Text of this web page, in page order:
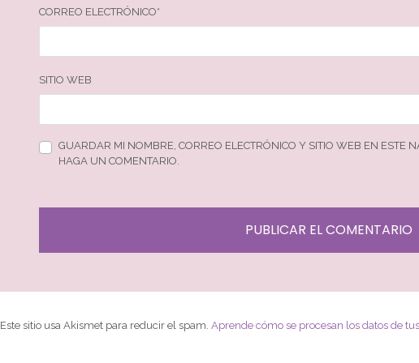
CORREO ELECTRÓNICO*
SITIO WEB
GUARDAR MI NOMBRE, CORREO ELECTRÓNICO Y SITIO WEB EN ESTE
HAGA UN COMENTARIO.
Este sitio usa Akismet para reducir el spam. Aprende cómo se procesan los datos de